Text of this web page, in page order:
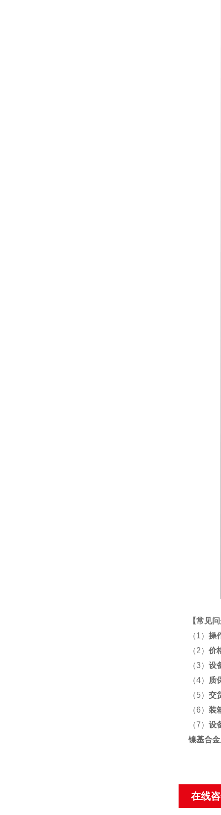
【常见
（1） 操
（2） 价
（3） 设
（4）
质
（5） 交
（6） 装
（7） 设
镍基合
在线